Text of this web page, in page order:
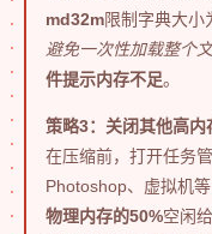
md32m限制字典大小
避免一次性加载整个
件提示内存不足。
策略3：关闭其他高内
在压缩前，打开任务
Photoshop、虚拟机
物理内存的50%空闲